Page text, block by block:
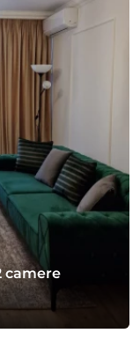
camere